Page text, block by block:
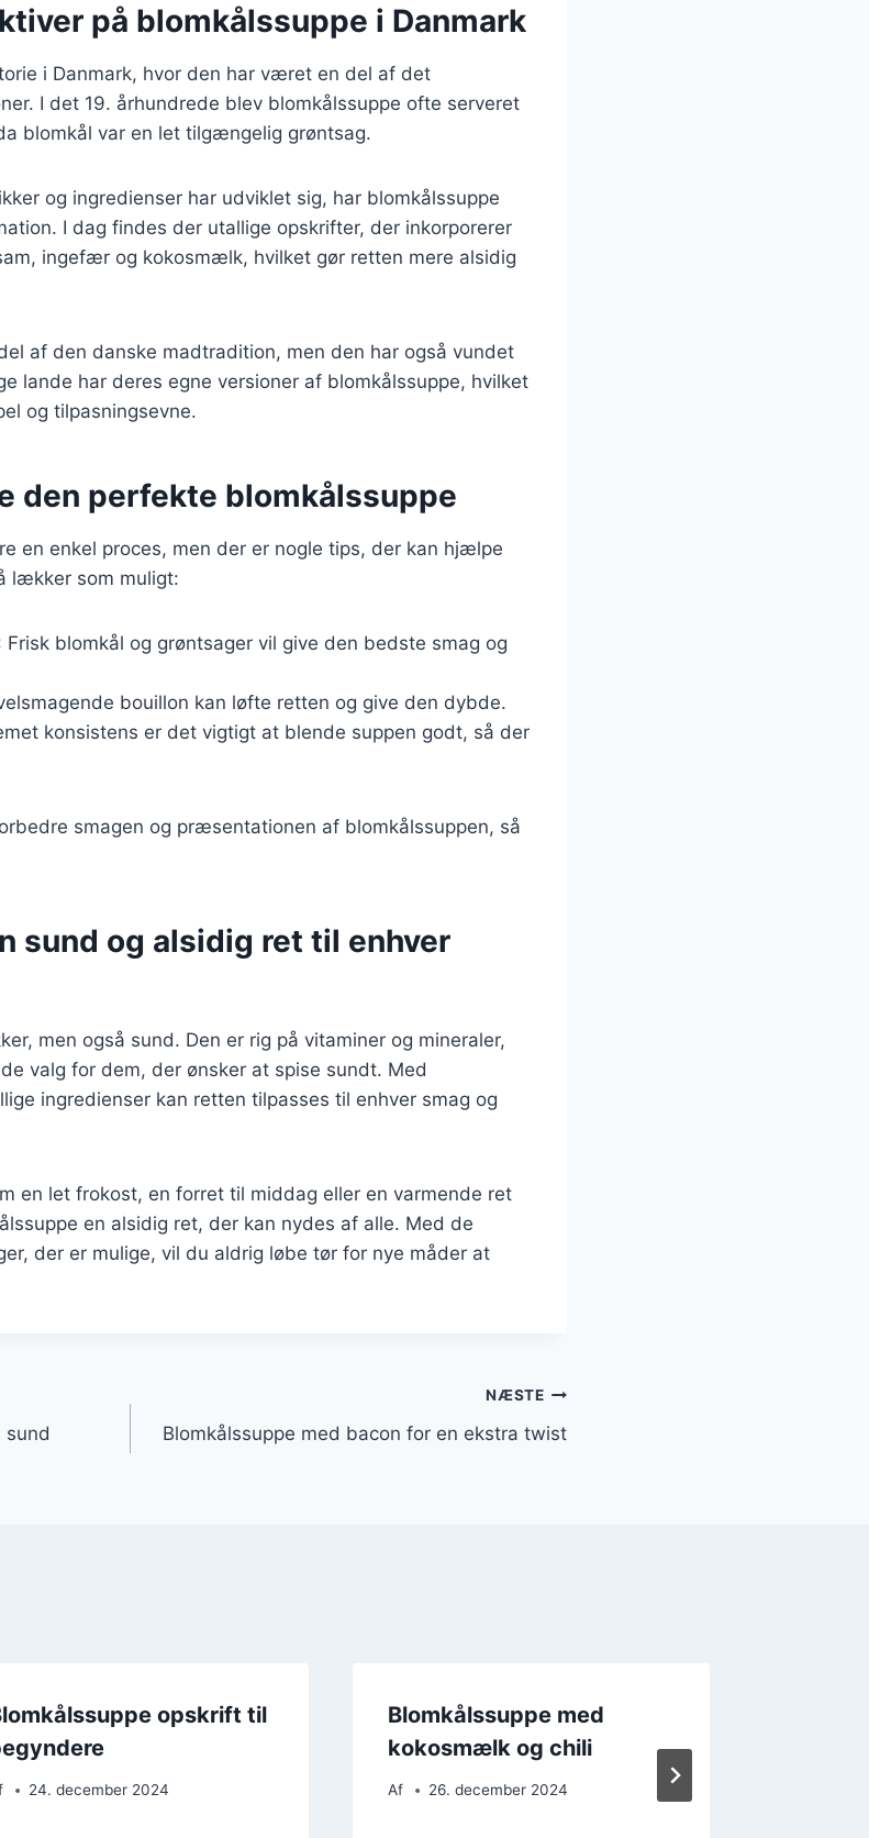
på blomkålssuppe i Danmark
i Danmark, hvor den har været en del af det
I det 19. århundrede blev blomkålssuppe ofte serveret
blomkål var en let tilgængelig grøntsag.
og ingredienser har udviklet sig, har blomkålssuppe
I dag findes der utallige opskrifter, der inkorporerer
ingefær og kokosmælk, hvilket gør retten mere alsidig
af den danske madtradition, men den har også vundet
lande har deres egne versioner af blomkålssuppe, hvilket
og tilpasningsevne.
den perfekte blomkålssuppe
en enkel proces, men der er nogle tips, der kan hjælpe
lækker som muligt:
Frisk blomkål og grøntsager vil give den bedste smag og
bouillon kan løfte retten og give den dybde.
konsistens er det vigtigt at blende suppen godt, så der
smagen og præsentationen af blomkålssuppen, så
sund og alsidig ret til enhver
men også sund. Den er rig på vitaminer og mineraler,
valg for dem, der ønsker at spise sundt. Med
ingredienser kan retten tilpasses til enhver smag og
en let frokost, en forret til middag eller en varmende ret
en alsidig ret, der kan nydes af alle. Med de
der er mulige, vil du aldrig løbe tør for nye måder at
sund
NÆSTE
Blomkålssuppe med bacon for en ekstra twist
opskrift til
24. december 2024
Blomkålssuppe med
kokosmælk og chili
Af 26. december 2024